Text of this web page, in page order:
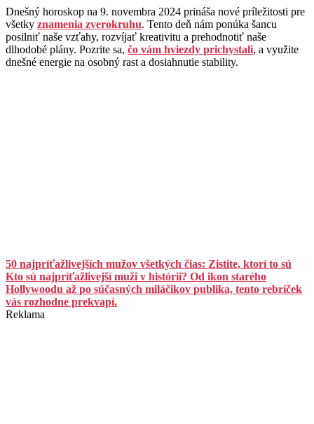
Dnešný horoskop na 9. novembra 2024 prináša nové príležitosti pre
všetky znamenia zverokruhu. Tento deň nám ponúka šancu
posilniť naše vzťahy, rozvíjať kreativitu a prehodnotiť naše
dlhodobé plány. Pozrite sa, čo vám hviezdy prichystali, a využite
dnešné energie na osobný rast a dosiahnutie stability.
50 najpríťažlivejších mužov všetkých čias: Zistite, ktorí to sú
Kto sú najpríťažlivejší muži v histórii? Od ikon starého
Hollywoodu až po súčasných miláčikov publika, tento rebríček
vás rozhodne prekvapí.
Reklama